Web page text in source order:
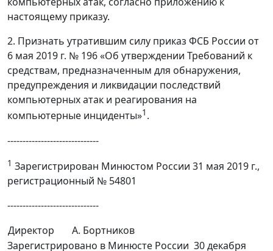
настоящему приказу.
2. Признать утратившим силу приказ ФСБ России от
6 мая 2019 г. № 196 «Об утверждении Требований к
средствам, предназначенным для обнаружения,
предупреждения и ликвидации последствий
компьютерных атак и реагирования на
компьютерные инциденты»1 .
------------------------------
1 Зарегистрирован Минюстом России 31 мая 2019 г.,
регистрационный № 54801
------------------------------
Директор
А. Бортников
Зарегистрировано в Минюсте России 30 декабря